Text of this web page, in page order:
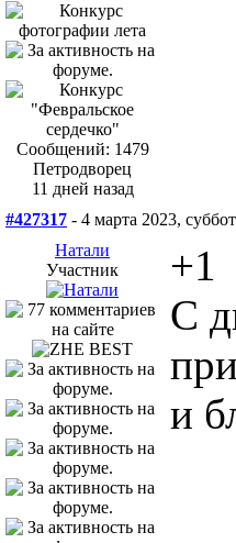
Сообщений: 1479
Петродворец
11 дней назад
#427317 - 4 марта 2023,
Натали
Участник
+1
С
и